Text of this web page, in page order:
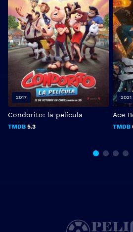
Condorito: la película
TMDB 5.3
2017
Ace
TMDB
2021